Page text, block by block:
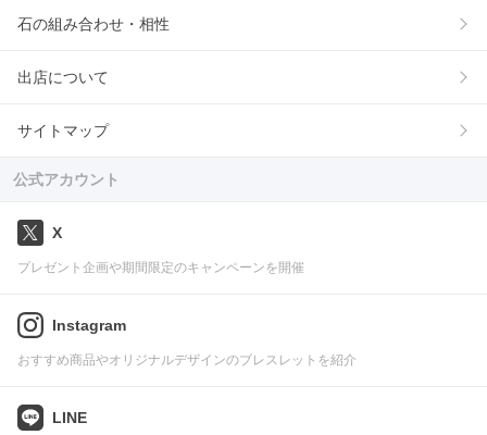
石の組み合わせ・相性
出店について
サイトマップ
公式アカウント
X
プレゼント企画や期間限定のキャンペーンを開催
Instagram
おすすめ商品やオリジナルデザインのブレスレットを紹介
LINE